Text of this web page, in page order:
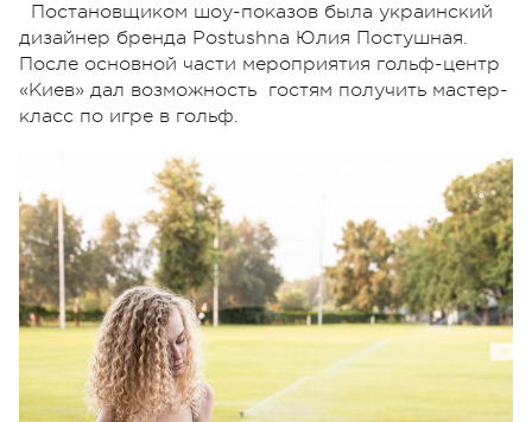
Постановщиком шоу-показов была украинский
дизайнер бренда Postushna Юлия Постушная.
После основной части мероприятия гольф-центр
«Киев» дал возможность
гостям получить мастер-
класс по игре в гольф.